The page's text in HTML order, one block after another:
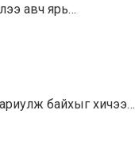
авч ярь…
байхыг хичээ…